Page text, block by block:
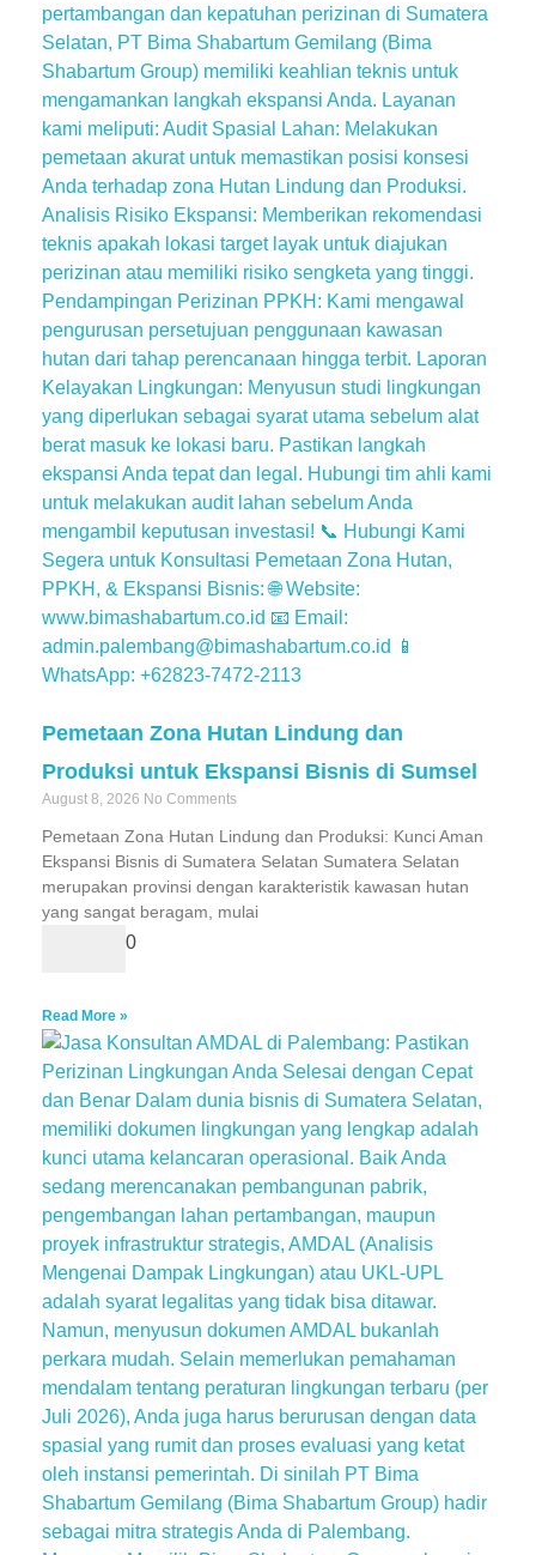
Pemetaan Zona Hutan Lindung dan
Produksi untuk Ekspansi Bisnis di Sumsel
August 8, 2026 No Comments
Pemetaan Zona Hutan Lindung dan Produksi: Kunci Aman
Ekspansi Bisnis di Sumatera Selatan Sumatera Selatan
merupakan provinsi dengan karakteristik kawasan hutan
yang sangat beragam, mulai
0
Read More »